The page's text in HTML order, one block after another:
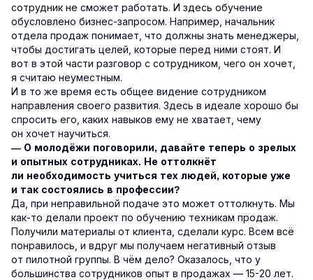
сотрудник не сможет работать. И здесь обучение
обусловлено бизнес-запросом. Например, начальник
отдела продаж понимает, что должны знать менеджеры,
чтобы достигать целей, которые перед ними стоят. И
вот в этой части разговор с сотрудником, чего он хочет,
я считаю неуместным.
И в то же время есть общее видение сотрудником
направления своего развития. Здесь в идеале хорошо бы
спросить его, каких навыков ему не хватает, чему
он хочет научиться.
— О молодёжи поговорили, давайте теперь о зрелых
и опытных сотрудниках. Не оттолкнёт
ли необходимость учиться тех людей, которые уже
и так состоялись в профессии?
Да, при неправильной подаче это может оттолкнуть. Мы
как-то делали проект по обучению техникам продаж.
Получили материалы от клиента, сделали курс. Всем всё
понравилось, и вдруг мы получаем негативный отзыв
от пилотной группы. В чём дело? Оказалось, что у
большинства сотрудников опыт в продажах — 15-20 лет.